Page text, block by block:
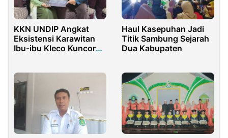
KKN UNDIP Angkat
Eksistensi Karawitan
Ibu-ibu Kleco Kuncoro
Haul Kasepuhan Jadi
Titik Sambung Sejarah
Dua Kabupaten